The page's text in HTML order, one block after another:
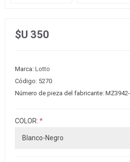
$U 350
Marca: Lotto
Código: 5270
Número de pieza del fabricante:
COLOR: *